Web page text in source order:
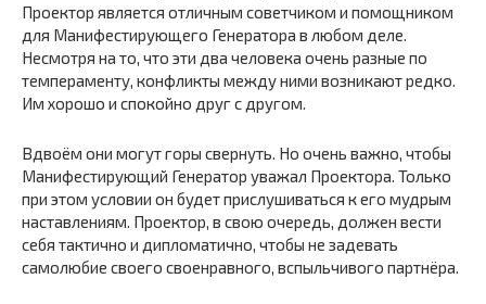
Проектор является отличным советчиком и помощником
для Манифестирующего Генератора в любом деле.
Несмотря на то, что эти два человека очень разные по
темпераменту, конфликты между ними возникают редко.
Им хорошо и спокойно друг с другом.
Вдвоём они могут горы свернуть. Но очень важно, чтобы
Манифестирующий Генератор уважал Проектора. Только
при этом условии он будет прислушиваться к его мудрым
наставлениям. Проектор, в свою очередь, должен вести
себя тактично и дипломатично, чтобы не задевать
самолюбие своего своенравного, вспыльчивого партнёра.